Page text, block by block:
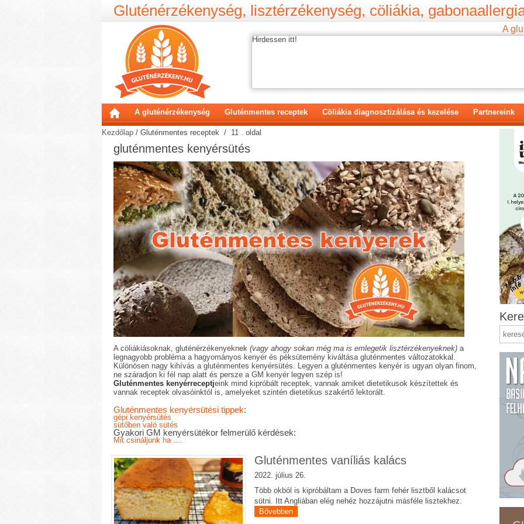
Gluténérzékenység, lisztérzékenység, cöliákia,
A
Hirdessen itt!
A gluténérzékenység Gluténmentes receptek Cöliákia diagnosztizálása és kezelése Partnereink
Kezdőlap / Gluténmentes receptek / 11 . oldal
gluténmentes kenyérsütés
A cöliákiásoknak, gluténérzékenyeknek (vagy ahogy sokan még ma is emlegetik lisztérzékenyeknek) a
legnagyobb probléma a hagyományos kenyér és péksütemény kiváltása gluténmentes változatokkal.
Különösen nagy kihívás a gluténmentes kenyérsütés. Legyen a gluténmentes kenyér is ugyan olyan finom,
ne száradjon ki fél nap alatt és persze a GM kenyér legyen szép is!
Gluténmentes kenyérreceptjeink mind kipróbált receptek, vannak amiket dietetikusok készítettek és
vannak receptek olvasóinktól is, amelyeket szintén dietetikus szakértő lektorált.
Gluténmentes kenyérsütési tippek:
gépi kenyérsütés
sütőben való sütés
Gyakori GM kenyérsütékor felmerülő kérdések:
Mit csináljunk ha ….
Gluténmentes vaníliás kalács
2022. július 26.
Több okból is kipróbáltam a Doves farm fehér lisztből kalácsot
sütni. Itt Angliában elég nehéz hozzájutni másféle lisztekhez.
Bővebben